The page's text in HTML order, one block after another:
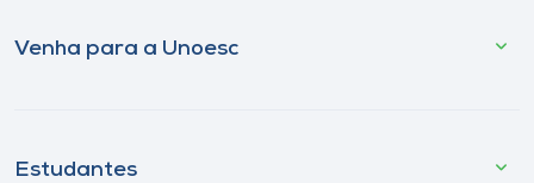
Venha para a Unoesc
Estudantes